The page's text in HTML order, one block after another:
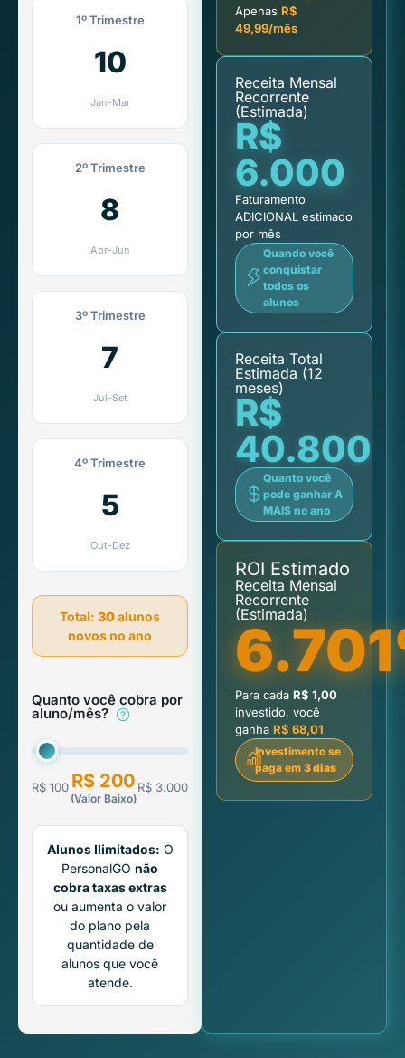
1º Trimestre
Jan-Mar
2º Trimestre
Abr-Jun
3º Trimestre
Jul-Set
4º Trimestre
Out-Dez
Total:30alunos
novos no ano
Quanto você cobra por
aluno/mês?
R$ 100 R$ 200
(Valor Baixo)
R$ 3.000
Alunos Ilimitados: O
PersonalGOnão
cobra taxas extras
ou aumenta o valor
do plano pela
quantidade de
alunos que você
atende.
ApenasR$
49,99/mês
Receita Mensal
Recorrente
(Estimada)
R$
6.000
Faturamento
ADICIONAL estimado
por mês
Quando você
conquistar
todos os
alunos
Receita Total
Estimada (12
meses)
R$
40.800
Quanto você
pode ganhar A
MAIS no ano
ROI Estimado
Receita Mensal
Recorrente
(Estimada)
Para cadaR$ 1,00
investido, você
ganhaR$ 68,01
Investimento se
paga em 3 dias